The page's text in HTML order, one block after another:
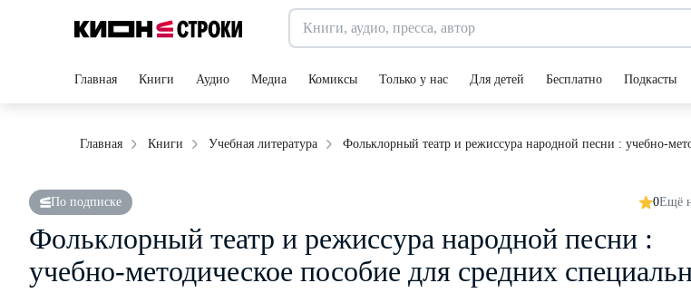
Главная Книги Аудио Медиа Комиксы Только у нас Для детей Бесплатно Подкасты
Главная Книги Учебная литература Фольклорный театр и режиссура народной песни : учебно-
По подписке 0Ещё
Фольклорный театр и режиссура народной песни :
учебно-методическое пособие для средних